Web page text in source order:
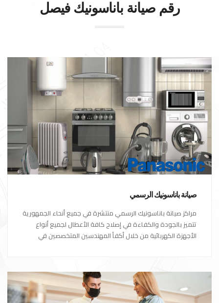
رقم صيانةباناسونيك فيصل
صيانة باناسونيك الرسمي
مراكز صيانة باناسونيك الرسمي منتشرة في جميع أنحاء الجمهورية
تتميز بالجودة والكفاءة في إصلاح كافة الأعطال لجميع أنواع
الأجهزة الكهربائية من خلال أكفأ المهندسين المتخصصين في